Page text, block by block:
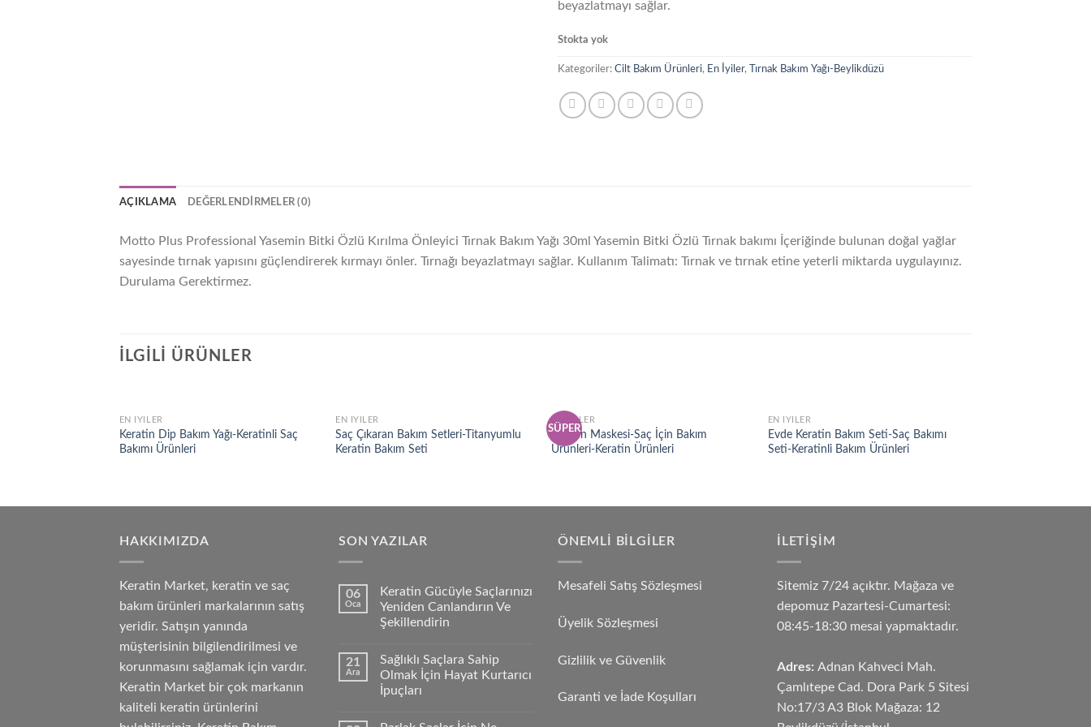
beyazlatmayı sağlar.
Stokta yok
Kategoriler: Cilt Bakım Ürünleri, En İyiler, Tırnak Bakım Yağı-Beylikdüzü
AÇIKLAMA DEĞERLENDIRMELER (0)
Motto Plus Professional Yasemin Bitki Özlü Kırılma Önleyici Tırnak Bakım Yağı 30ml Yasemin Bitki Özlü Tırnak bakımı İçeriğinde bulunan doğal yağlar
sayesinde tırnak yapısını güçlendirerek kırmayı önler. Tırnağı beyazlatmayı sağlar. Kullanım Talimatı: Tırnak ve tırnak etine yeterli miktarda uygulayınız.
Durulama Gerektirmez.
İLGILI ÜRÜNLER
Add to
wishlist
EN İYILER
Keratin Dip Bakım Yağı-Keratinli Saç
Bakımı Ürünleri
Add to
wishlist
EN İYILER
Saç Çıkaran Bakım Setleri-Titanyumlu
Keratin Bakım Seti
SÜPER
EN İYILER
Keratin Maskesi-Saç İçin Bakım
Ürünleri-Keratin Ürünleri
Add to
EN İYILER
Evde Keratin Bakım Seti-Saç Bakımı
Seti-Keratinli Bakım Ürünleri
HAKKIMIZDA
Keratin Market, keratin ve saç
bakım ürünleri markalarının satış
yeridir. Satışın yanında
müşterisinin bilgilendirilmesi ve
korunmasını sağlamak için vardır.
Keratin Market bir çok markanın
kaliteli keratin ürünlerini
SON YAZILAR
06
Oca
Keratin Gücüyle Saçlarınızı
Yeniden Canlandırın Ve
Şekillendirin
21
Ara
Sağlıklı Saçlara Sahip
Olmak İçin Hayat Kurtarıcı
İpuçları
ÖNEMLI BILGILER
Mesafeli Satış Sözleşmesi
Üyelik Sözleşmesi
Gizlilik ve Güvenlik
Garanti ve İade Koşulları
İLETIŞIM
Sitemiz 7/24 açıktır. Mağaza ve
depomuz Pazartesi-Cumartesi:
08:45-18:30 mesai yapmaktadır.
Adres: Adnan Kahveci Mah.
Çamlıtepe Cad. Dora Park 5 Sitesi
No:17/3 A3 Blok Mağaza: 12